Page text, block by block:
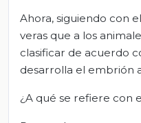
Ahora, siguiendo con
veras que a los
clasificar de acuerdo
desarrolla el embrión
¿A qué se refiere con